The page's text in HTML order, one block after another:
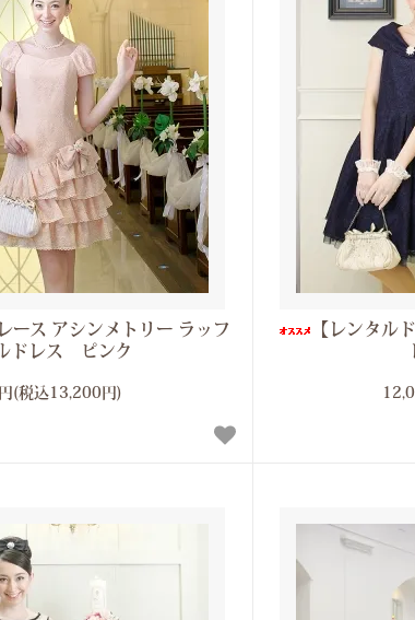
ース アシンメトリー ラッフ
ドレス ピンク
(税込13,200円)
【レンタル